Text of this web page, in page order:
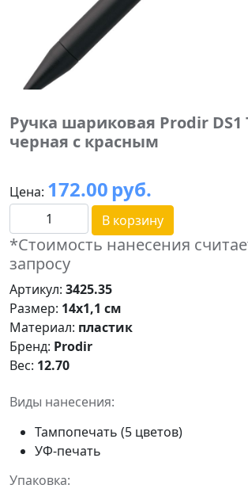
Ручка шариковая Prodir DS1
черная с красным
Цена: 172.00 руб.
В корзину
*Стоимость нанесения
запросу
Артикул: 3425.35
Размер: 14х1,1 см
Материал: пластик
Бренд: Prodir
Вес: 12.70
Виды нанесения:
Тампопечать (5 цветов)
УФ-печать
Упаковка: